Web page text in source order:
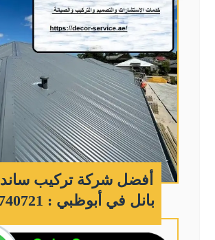
أفضل شركة تركيب
بانل في أبوظبي : 0542740721